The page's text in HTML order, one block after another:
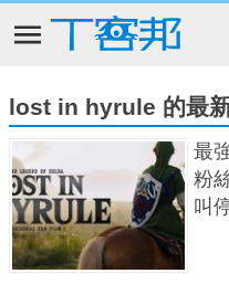
lost in hyrule 的最
最
粉
叫